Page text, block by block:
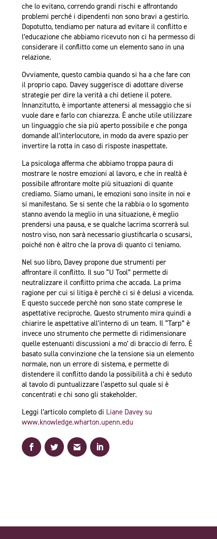
che lo evitano, correndo grandi rischi e affrontando
problemi perché i dipendenti non sono bravi a gestirlo.
Dopotutto, tendiamo per natura ad evitare il conflitto e
l’educazione che abbiamo ricevuto non ci ha permesso di
considerare il conflitto come un elemento sano in una
relazione.
Ovviamente, questo cambia quando si ha a che fare con
il proprio capo. Davey suggerisce di adottare diverse
strategie per dire la verità a chi detiene il potere.
Innanzitutto, è importante attenersi al messaggio che si
vuole dare e farlo con chiarezza. È anche utile utilizzare
un linguaggio che sia più aperto possibile e che ponga
domande all’interlocutore, in modo da avere spazio per
invertire la rotta in caso di risposte inaspettate.
La psicologa afferma che abbiamo troppa paura di
mostrare le nostre emozioni al lavoro, e che in realtà è
possibile affrontare molte più situazioni di quante
crediamo. Siamo umani, le emozioni sono insite in noi e
si manifestano. Se si sente che la rabbia o lo sgomento
stanno avendo la meglio in una situazione, è meglio
prendersi una pausa, e se qualche lacrima scorrerà sul
nostro viso, non sarà necessario giustificarla o scusarsi,
poiché non è altro che la prova di quanto ci teniamo.
Nel suo libro, Davey propone due strumenti per
affrontare il conflitto. Il suo “U Tool” permette di
neutralizzare il conflitto prima che accada. La prima
ragione per cui si litiga è perchè ci si è delusi a vicenda.
E questo succede perchè non sono state comprese le
aspettative reciproche. Questo strumento mira quindi a
chiarire le aspettative all’interno di un team. Il “Tarp” è
invece uno strumento che permette di ridimensionare
quelle estenuanti discussioni a mo’ di braccio di ferro. È
basato sulla convinzione che la tensione sia un elemento
normale, non un errore di sistema, e permette di
distendere il conflitto dando la possibilità a chi è seduto
al tavolo di puntualizzare l’aspetto sul quale si è
concentrati e chi sono gli stakeholder.
Leggi l’articolo completo di Liane Davey su
www.knowledge.wharton.upenn.edu